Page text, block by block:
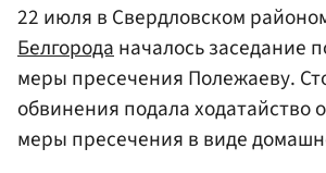
22 июля в Свердловском
Белгорода началось заседание
меры пресечения Полежаеву.
обвинения подала ходатайство
меры пресечения в виде